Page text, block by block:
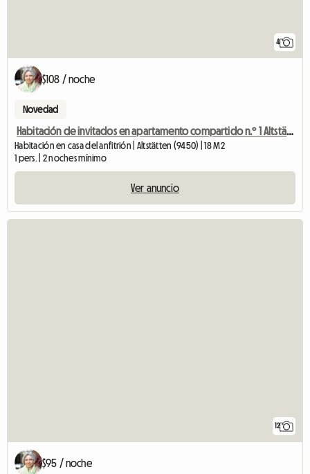
4
$108 / noche
Novedad
Habitación de invitados en apartamento compartido n.º 1 Altstätten
Habitación en casa del anfitrión | Altstätten (9450) | 18 M2
1 pers. | 2 noches mínimo
Ver anuncio
12
$95 / noche